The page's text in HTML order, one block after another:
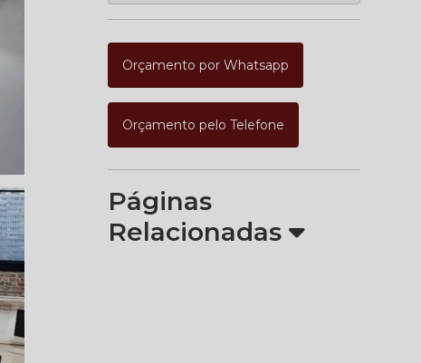
Orçamento por Whatsapp
Orçamento pelo Telefone
Páginas
Relacionadas